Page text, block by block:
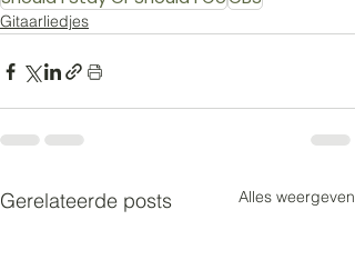
Gitaarliedjes
Gerelateerde posts Alles weergeven